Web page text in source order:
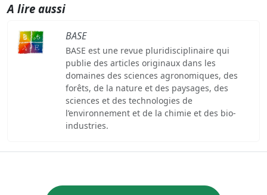
A lire aussi
BASE
BASE est une revue pluridisciplinaire qui
publie des articles originaux dans les
domaines des sciences agronomiques, des
forêts, de la nature et des paysages, des
sciences et des technologies de
l’environnement et de la chimie et des bio-
industries.